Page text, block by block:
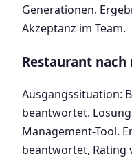
Generationen.
Akzeptanz im Team.
Restaurant
Ausgangssituation:
beantwortet.
Management-Tool.
beantwortet, Rating